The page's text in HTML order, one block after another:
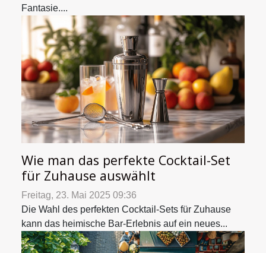
Fantasie....
Wie man das perfekte Cocktail-Set
für Zuhause auswählt
Freitag, 23. Mai 2025 09:36
Die Wahl des perfekten Cocktail-Sets für Zuhause
kann das heimische Bar-Erlebnis auf ein neues...